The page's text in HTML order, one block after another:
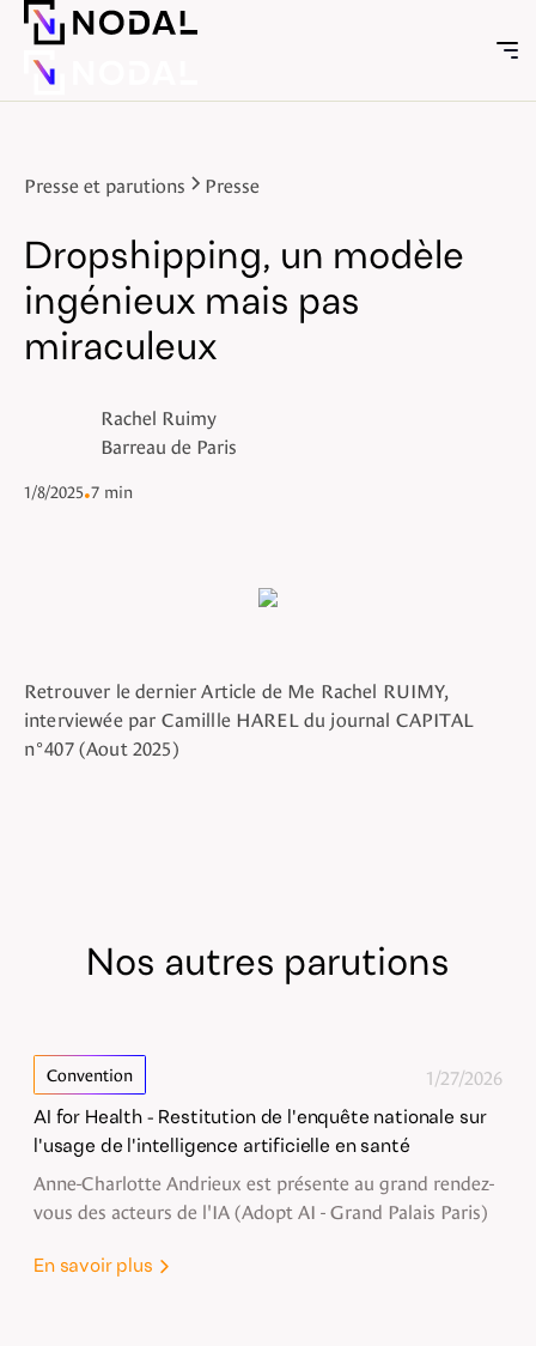
Presse et parutions Presse
Dropshipping, un modèle
ingénieux mais pas
miraculeux
Rachel Ruimy
Barreau de Paris
1/8/2025•7 min
Retrouver le dernier Article de Me Rachel RUIMY,
interviewée par Camillle HAREL du journal CAPITAL
n°407 (Aout 2025)
Nos autres parutions
Convention 1/27/2026
AI for Health - Restitution de l'enquête nationale sur
l'usage de l'intelligence artificielle en santé
Anne-Charlotte Andrieux est présente au grand rendez-
vous des acteurs de l'IA (Adopt AI - Grand Palais Paris)
En savoir plus